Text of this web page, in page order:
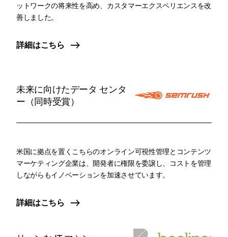
ットワークの将来性を高め、カスタマーエクスペリエンスを改
善しました。
詳細はこちら
未来に向けたデータ センタ
ー（同時受賞）
米国に拠点を置くこちらのオンライン可視性管理とコンテンツ
マーケティング企業は、開発者に権限を委譲し、コストを管理
しながらもイノベーションを加速させています。
詳細はこちら